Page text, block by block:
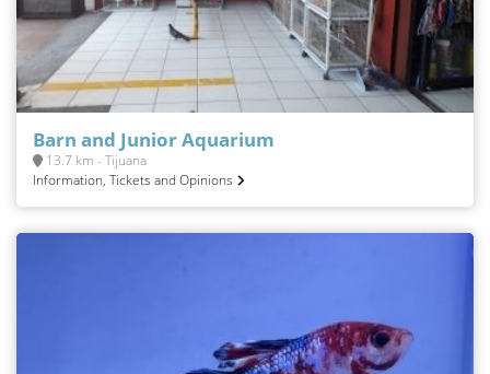
Barn and Junior Aquarium
13.7 km - Tijuana
Information, Tickets and Opinions